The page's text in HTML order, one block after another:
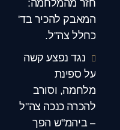
חזר מהמלחמה:
המאבק להכיר בד'
כחלל צה"ל.
נגד נפצע קשה
על ספינת
מלחמה, וסורב
להכרה כנכה צה"ל
– ביהמ"ש הפך